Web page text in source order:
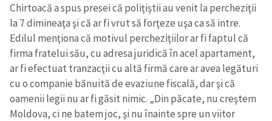
Chirtoacă a spus presei că poliţiştii au venit la percheziţii
la 7 dimineaţa şi că ar fi vrut să forţeze uşa ca să intre.
Edilul menţiona că motivul percheziţiilor ar fi faptul că
firma fratelui său, cu adresa juridică în acel apartament,
ar fi efectuat tranzacţii cu altă firmă care ar avea legături
cu o companie bănuită de evaziune fiscală, dar şi că
oamenii legii nu ar fi găsit nimic. „Din păcate, nu creştem
Moldova, ci ne batem joc, şi nu înainte spre un viitor